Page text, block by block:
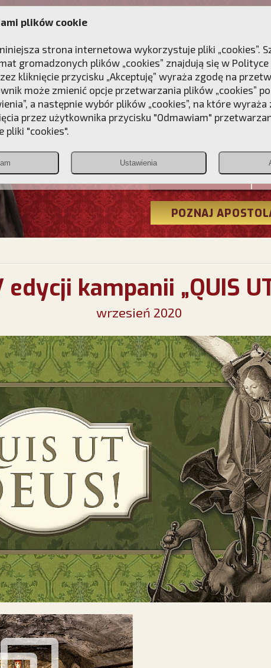
DLA DUSZY
Christiana
POZNAJ
edycji kampanii „QUIS
wrzesień 2020
plików cookie
strona internetowa wykorzystuje pliki „cookies”.
gromadzonych plików „cookies” znajdują się w
kliknięcie przycisku „Akceptuję” wyraża zgodę na
może zmienić opcje przetwarzania plików „cookies”
a następnie wybór plików „cookies”, na które wyraża
przez użytkownika przycisku "Odmawiam"
pliki "cookies".
Ustawienia